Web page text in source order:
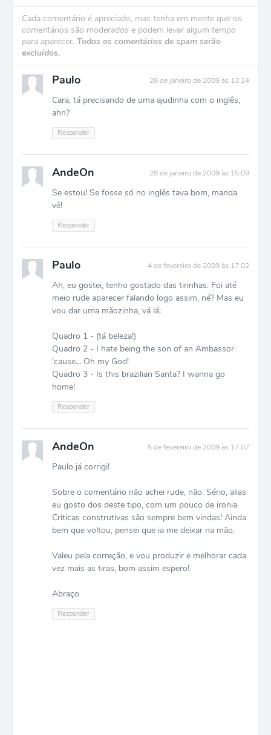
Cada comentário é apreciado, mas tenha em mente que os
comentários são moderados e podem levar algum tempo
para aparecer. Todos os comentários de spam serão
excluídos.
Paulo 28 de janeiro de 2009 às 13:24
Cara, tá precisando de uma ajudinha com o inglês,
ahn?
Responder
AndeOn 28 de janeiro de 2009 às 15:09
Se estou! Se fosse só no inglês tava bom, manda
vê!
Responder
Paulo 4 de fevereiro de 2009 às 17:02
Ah, eu gostei, tenho gostado das tirinhas. Foi até
meio rude aparecer falando logo assim, né? Mas eu
vou dar uma mãozinha, vá lá:
Quadro 1 - (tá beleza!)
Quadro 2 - I hate being the son of an Ambassor
'cause... Oh my God!
Quadro 3 - Is this brazilian Santa? I wanna go
home!
Responder
AndeOn 5 de fevereiro de 2009 às 17:07
Paulo já corrigi!
Sobre o comentário não achei rude, não. Sério, alias
eu gosto dos deste tipo, com um pouco de ironia.
Criticas construtivas são sempre bem vindas! Ainda
bem que voltou, pensei que ia me deixar na mão.
Valeu pela correção, e vou produzir e melhorar cada
vez mais as tiras, bom assim espero!
Abraço
Responder